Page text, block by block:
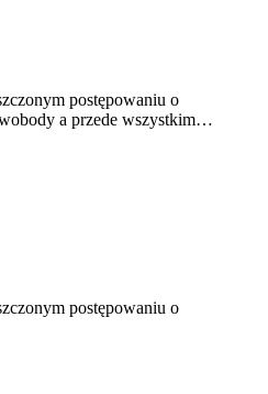
postępowaniu o
a przede wszystkim…
postępowaniu o